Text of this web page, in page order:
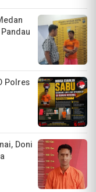
Polres
Doni